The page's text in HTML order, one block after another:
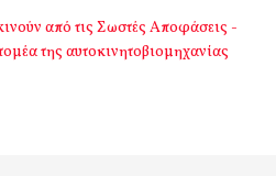
από τις Σωστές Αποφάσεις -
της αυτοκινητοβιομηχανίας